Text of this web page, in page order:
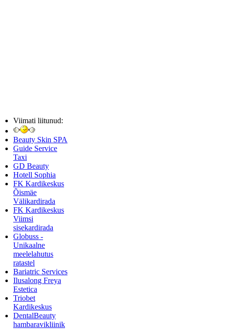
Viimati liitunud:
Beauty Skin SPA
Guide Service
Taxi
GD Beauty
Hotell Sophia
FK Kardikeskus
Õismäe
Välikardirada
FK Kardikeskus
Viimsi
sisekardirada
Globuss -
Unikaalne
meelelahutus
ratastel
Bariatric Services
Ilusalong Freya
Estetica
Triobet
Kardikeskus
DentalBeauty
hambaravikliinik